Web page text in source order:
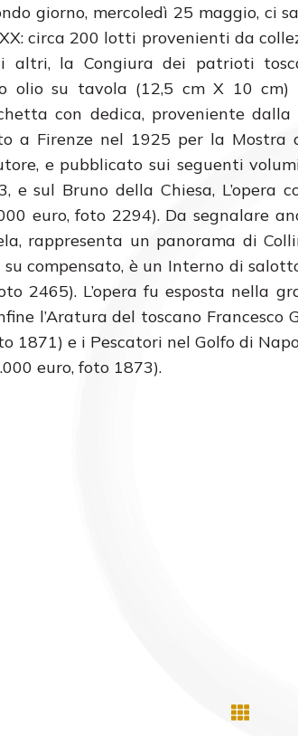
giorno, mercoledì 25 maggio, ci
circa 200 lotti provenienti da
altri, la Congiura dei patrioti
olio su tavola (12,5 cm X 10
con dedica, proveniente dalla
a Firenze nel 1925 per la Mostra
e pubblicato sui seguenti
e sul Bruno della Chiesa, L’opera
euro, foto 2294). Da segnalare
rappresenta un panorama di
su compensato, è un Interno di
2465). L’opera fu esposta nella
l’Aratura del toscano Francesco
1871) e i Pescatori nel Golfo di
euro, foto 1873).